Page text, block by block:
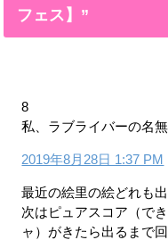
フェス】”
8
私、ラブライバーの名
2019年8月28日 1:37 PM
最近の絵里の絵どれも
次はピュアスコア（で
ャ）がきたら出るまで